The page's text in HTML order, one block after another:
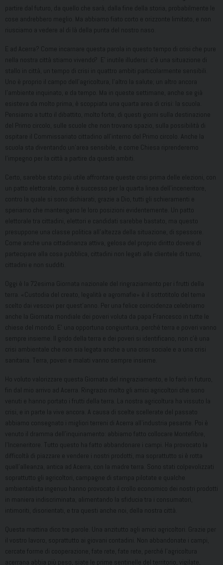
partire dal futuro, da quello che sarà, dalla fine della storia, probabilmente le
cose andrebbero meglio. Ma abbiamo fiato corto e orizzonte limitato, e non
riusciamo a vedere al di là della punta del nostro naso.
E ad Acerra? Come incarnare questa parola in questo tempo di crisi che pure
nella nostra città stiamo vivendo? E’ inutile illudersi: c’è una situazione di
stallo in città, un tempo di crisi in quattro ambiti particolarmente sensibili.
Uno è proprio il campo dell’agricoltura, l’altro la salute; un altro ancora
l’ambiente inquinato, e da tempo. Ma in queste settimane, anche se già
esisteva da molto prima, è scoppiata una quarta area di crisi: la scuola.
Pensiamo a tutto il dibattito, molto forte, di questi giorni sulla destinazione
del Primo circolo, sulle scuole che non trovano spazio, sulla possibilità di
ospitare il Commissariato cittadino all’interno del Primo circolo. Anche la
scuola sta diventando un’area sensibile, e come Chiesa riprenderemo
l’impegno per la città a partire da questi ambiti.
Certo, sarebbe stato più utile affrontare queste crisi prima delle elezioni, con
un patto elettorale, come è successo per la quarta linea dell’inceneritore,
contro la quale si sono dichiarati, grazie a Dio, tutti gli schieramenti e
speriamo che mantengano le loro posizioni evidentemente. Un patto
elettorale tra cittadini, elettori e candidati sarebbe bastato, ma questo
presuppone una classe politica all’altezza della situazione, di spessore.
Come anche una cittadinanza attiva, gelosa del proprio diritto dovere di
partecipare alla cosa pubblica, cittadini non legati alle clientele di turno,
cittadini e non sudditi.
Oggi è la 72esima Giornata nazionale del ringraziamento per i frutti della
terra. «Custodia del creato, legalità e agromafie» è il sottotitolo del tema
scelto dai vescovi per quest’anno. Per una felice coincidenza celebriamo
anche la Giornata mondiale dei poveri voluta da papa Francesco in tutte le
chiese del mondo. E’ una opportuna congiuntura, perché terra e poveri vanno
sempre insieme. Il grido della terra e dei poveri si identificano, non c’è una
crisi ambientale che non sia legata anche a una crisi sociale e a una crisi
sanitaria. Terra, poveri e malati vanno sempre insieme.
Ho voluto valorizzare questa Giornata del ringraziamento, e lo farò in futuro,
fin dal mio arrivo ad Acerra. Ringrazio molto gli amici agricoltori che sono
venuti e hanno portato i frutti della terra. La nostra agricoltura ha vissuto la
crisi, e in parte la vive ancora. A causa di scelte scellerate del passato
abbiamo consegnato i migliori terreni di Acerra all’industria pesante. Poi è
venuto il dramma dell’inquinamento: abbiamo fatto collocare Montefibre,
l’Inceneritore. Tutto questo ha fatto abbandonare i campi. Ha provocato la
difficoltà di piazzare e vendere i nostri prodotti, ma soprattutto si è rotta
quell’alleanza, antica ad Acerra, con la madre terra. Sono stati colpevolizzati
soprattutto gli agricoltori, campagne di stampa pilotate e qualche
ambientalista ingenuo hanno provocato il crollo economico dei nostri prodotti
in maniera indiscriminata, alimentando la sfiducia tra i consumatori,
intimoriti, disorientati, e tra questi anche noi, della nostra città.
Questa mattina dico tre parole. Una anzitutto agli amici agricoltori. Grazie per
il vostro lavoro, soprattutto ai giovani contadini. Non abbandonate i campi,
cercate forme di cooperazione, fate rete, fate rete, perché l’agricoltura
acerrana abbia più peso, siate le prime sentinelle del territorio, vigilate,